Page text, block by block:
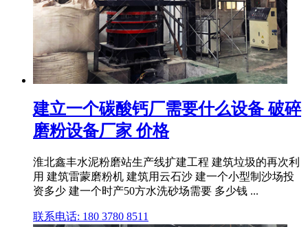
建立一个碳酸钙厂需要什么设备 破碎
磨粉设备厂家 价格
淮北鑫丰水泥粉磨站生产线扩建工程 建筑垃圾的再次利
用 建筑雷蒙磨粉机 建筑用云石沙 建一个小型制沙场投
资多少 建一个时产50方水洗砂场需要 多少钱 ...
联系电话: 180 3780 8511